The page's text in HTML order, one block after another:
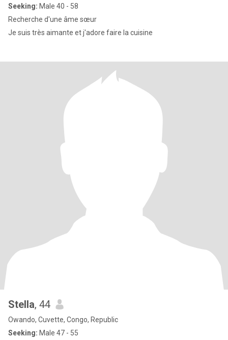
Seeking: Male 40 - 58
Recherche d'une âme sœur
Je suis très aimante et j'adore faire la cuisine
Stella, 44
Owando, Cuvette, Congo, Republic
Seeking: Male 47 - 55